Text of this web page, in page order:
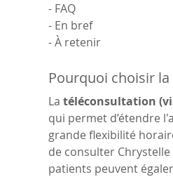
- FAQ
- En bref
- À retenir
Pourquoi choisir
La téléconsultation
qui permet d’étendre
grande flexibilité
de consulter
patients peuvent